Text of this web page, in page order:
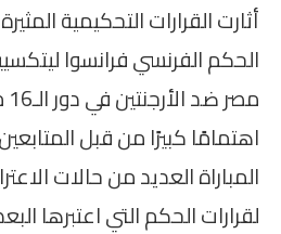
أثارت القرارات التحكيمية
الحكم الفرنسي فرانسوا
اهتمامًا كبيرًا من قبل
المباراة العديد من حالات
لقرارات الحكم التي اعتبرها